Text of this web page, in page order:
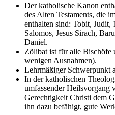
Der katholische Kanon
des Alten Testaments, die
enthalten sind: Tobit, Judit,
Salomos, Jesus Sirach,
Daniel.
Zölibat ist für alle Bischöfe
wenigen Ausnahmen).
Lehrmäßiger Schwerpunkt
In der katholischen
umfassender Heilsvorgang
Gerechtigkeit Christi dem
ihn dazu befähigt, gute